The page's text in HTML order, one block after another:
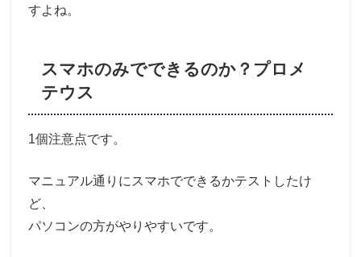
すよね。
スマホのみでできるのか？プロメ
テウス
1個注意点です。
マニュアル通りにスマホでできるかテストしたけ
ど、
パソコンの方がやりやすいです。